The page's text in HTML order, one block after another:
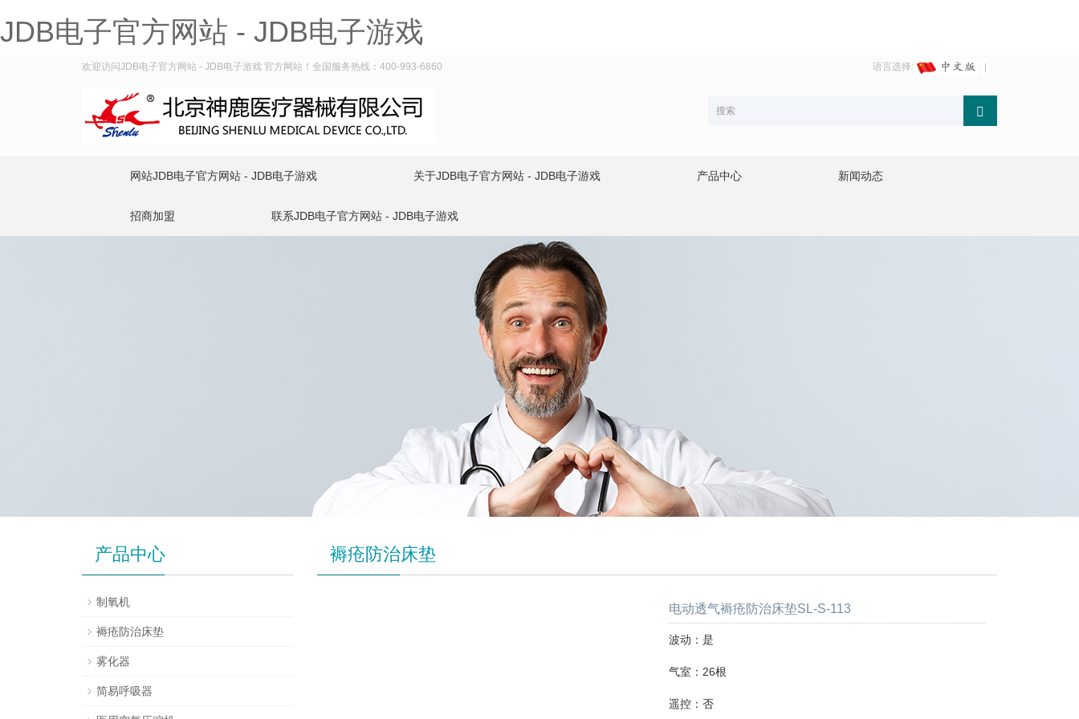
JDB电子官方网站 - JDB电子游戏
欢迎访问JDB电子官方网站 - JDB电子游戏 官方网站！全国服务热线：400-993-6860 语言选择:
网站JDB电子官方网站 - JDB电子游戏 关于JDB电子官方网站 - JDB电子游戏 产品中心 新闻动态
招商加盟 联系JDB电子官方网站 - JDB电子游戏
褥疮防治床垫
电动透气褥疮防治床垫SL-S-113
波动：是
气室：26根
遥控：否
产品中心
制氧机
褥疮防治床垫
雾化器
简易呼吸器